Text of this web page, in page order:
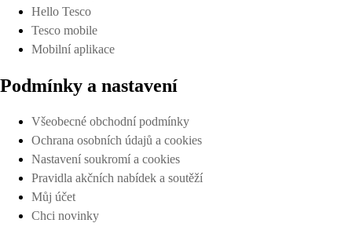
Hello Tesco
Tesco mobile
Mobilní aplikace
Podmínky a nastavení
Všeobecné obchodní podmínky
Ochrana osobních údajů a cookies
Nastavení soukromí a cookies
Pravidla akčních nabídek a soutěží
Můj účet
Chci novinky